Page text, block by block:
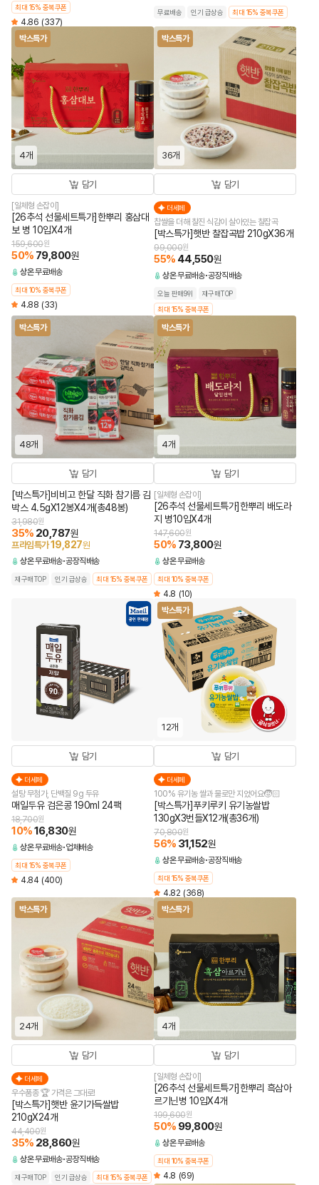
최대 15% 중복쿠폰
4.86 (337)
무료배송 인기 급상승 최대 15% 중복쿠폰
박스특가
4개
담기
[일체형 손잡이]
[26추석 선물세트특가]한뿌리 홍삼대
보 병 10입X4개
159,600원
50% 79,800원
상온무료배송
최대 10% 중복쿠폰
4.88 (33)
박스특가
36개
담기
더세페
찹쌀을 더해 찰진 식감이 살아있는 찰잡곡
[박스특가]햇반 찰잡곡밥 210gX36개
99,000원
55% 44,550원
상온무료배송 공장직배송
오늘 판매9위
재구매TOP
최대 15% 중복쿠폰
박스특가
48개
담기
[박스특가]비비고 한달 직화 참기름 김
박스 4.5gX12봉X4개(총48봉)
31,980원
35% 20,787원
프라임특가19,827원
상온무료배송 공장직배송
재구매TOP 인기 급상승 최대 15% 중복쿠폰
박스특가
4개
담기
[일체형 손잡이]
[26추석 선물세트특가]한뿌리 배도라
지 병10입X4개
147,600원
50% 73,800원
상온무료배송
최대 10% 중복쿠폰
4.8 (10)
담기
더세페
설탕 무첨가, 단백질 9g 두유
매일두유 검은콩 190ml 24팩
18,700원
10%16,830원
상온무료배송 업체배송
최대 15% 중복쿠폰
4.84 (400)
박스특가
12개
담기
더세페
100% 유기농 쌀과 물로만 지었어요🧒🏻
[박스특가]푸키루키 유기농쌀밥
130gX3번들X12개(총36개)
70,800원
56% 31,152원
상온무료배송 공장직배송
최대 15% 중복쿠폰
4.82 (368)
박스특가
24개
담기
더세페
우수품종 🏆 가격은 그대로!
[박스특가]햇반 윤기가득쌀밥
210gX24개
44,400원
35% 28,860원
상온무료배송 공장직배송
재구매TOP 인기 급상승 최대 15% 중복쿠폰
박스특가
4개
담기
[일체형 손잡이]
[26추석 선물세트특가]한뿌리 흑삼아
르기닌병 10입X4개
199,600원
50% 99,800원
상온무료배송
최대 10% 중복쿠폰
4.8 (69)